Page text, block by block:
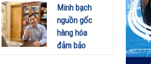
22/08/2025
mô hình
quản lý.
15/07/2025
phá từ biên
giới số đến
hệ sinh
thái chuyển
đổi mới.
Minh bạch
nguồn gốc
hàng hóa
đảm bảo
cho doanh